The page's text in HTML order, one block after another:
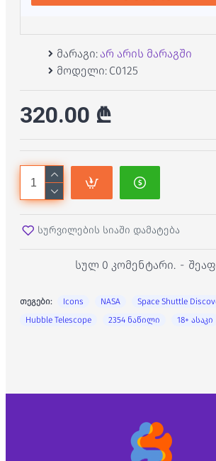
მარაგი: არ არის მარაგში
მოდელი: C0125
სულ 0 კომენტარი. -
320.00 ₾
სურვილების სიაში დამატება
თეგები: Icons NASA
Space Shuttle
Hubble Telescope
2354 ნაწილი 18+ ასაკი